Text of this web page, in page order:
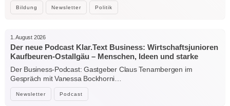
Bildung Newsletter Politik
Newsletter Podcast
1. August 2026
Der neue Podcast Klar.Text Business: Wirtschaftsjunioren
Kaufbeuren-Ostallgäu – Menschen, Ideen und starke
Verbindungen
Der Business-Podcast: Gastgeber Claus Tenambergen im
Gespräch mit Vanessa Bockhorni…